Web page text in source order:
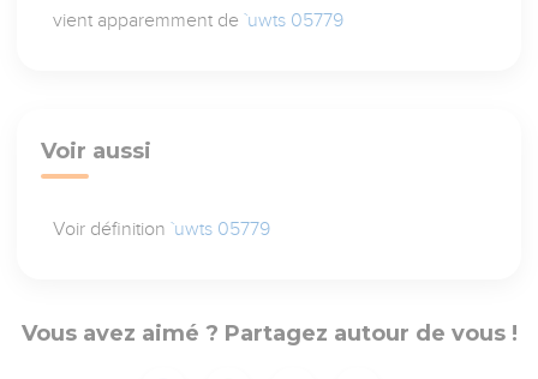
vient apparemment de`uwts 05779
Voir aussi
Voir définition`uwts 05779
Vous avez aimé ? Partagez autour de vous !